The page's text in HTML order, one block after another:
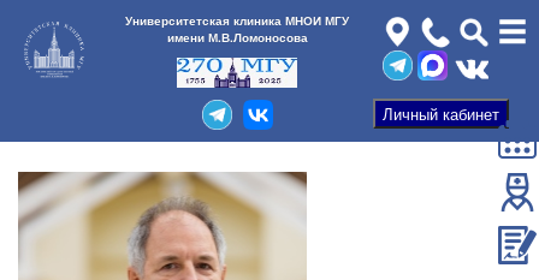
Университетская клиника МНОИ МГУ
имени М.В.Ломоносова